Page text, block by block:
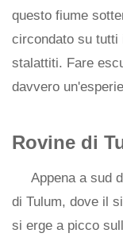
questo fiume
circondato su
stalattiti. Fare
davvero
Rovine di
Appena a sud
di Tulum, dove il
si erge a picco